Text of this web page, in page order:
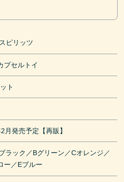
ピリッツ
プセルトイ
ト
月発売予定【再販】
ラック／Bグリーン／Cオレンジ／
ー／Eブルー